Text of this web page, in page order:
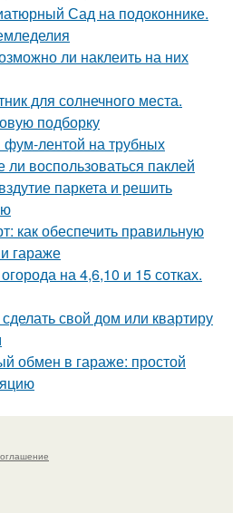
Сад на подоконнике.
ли наклеить на них
для солнечного места.
подборку
лентой на трубных
воспользоваться паклей
паркета и решить
как обеспечить правильную
гараже
на 4,6,10 и 15 сотках.
свой дом или квартиру
обмен в гараже: простой